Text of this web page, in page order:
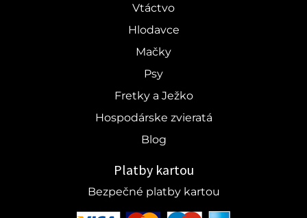
Vtáctvo
Hlodavce
Mačky
Psy
Fretky a Ježko
Hospodárske zvieratá
Blog
Platby kartou
Bezpečné platby kartou